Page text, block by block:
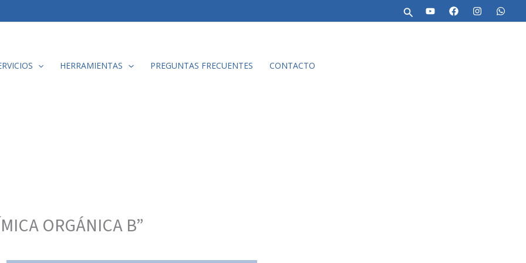
Buscar
HERRAMIENTAS PREGUNTAS FRECUENTES CONTACTO
ORGÁNICA B”